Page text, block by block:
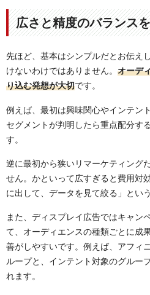
広さと精度のバランス
先ほど、基本はシンプルだとお伝え
けないわけではありません。 オーデ
り込む発想が大切です。
例えば、最初は興味関心やインテン
セグメントが判明したら重点配分す
す。
逆に最初から狭いリマーケティング
せん。かといって広すぎると費用対
に出して、データを見て絞る」とい
また、ディスプレイ広告ではキャン
て、オーディエンスの種類ごとに成
善がしやすいです。例えば、アフィ
ループと、インテント対象のグルー
れます。